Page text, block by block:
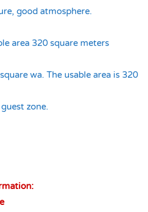
good atmosphere.
area 320 square meters
wa. The usable area is 320
zone.